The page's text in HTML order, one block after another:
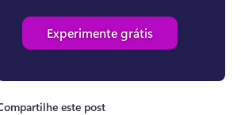
Experimente grátis
este post